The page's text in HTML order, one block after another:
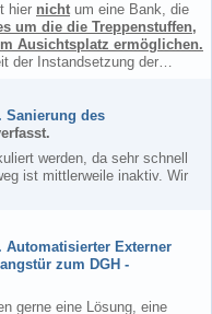
hier nicht um eine Bank, die
um die die Treppenstuffen,
Ausichtsplatz ermöglichen.
der Instandsetzung der…
Sanierung des
werden, da sehr schnell
ist mittlerweile inaktiv. Wir
Automatisierter Externer
zum DGH -
gerne eine Lösung, eine